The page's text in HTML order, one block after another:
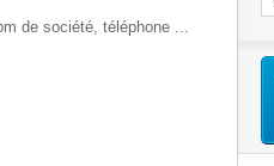
de société, téléphone ...